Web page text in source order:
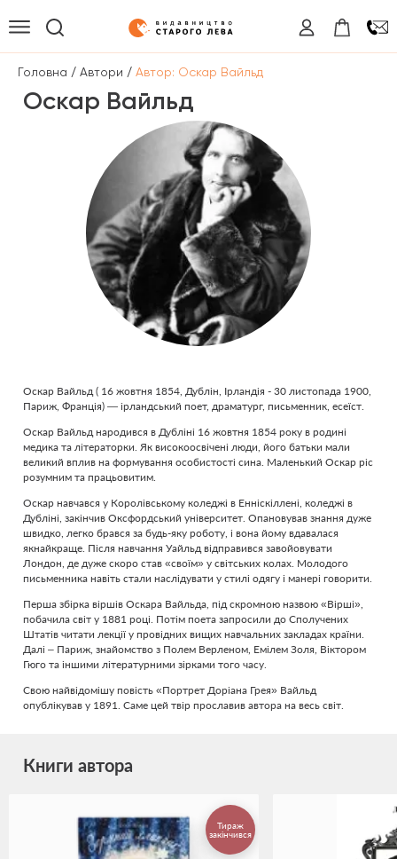
Головна / Автори / Автор: Оскар Вайльд
Оскар Вайльд
Оскар Вайльд ( 16 жовтня 1854, Дублін, Ірландія - 30 листопада 1900,
Париж, Франція) — ірландський поет, драматург, письменник, есеїст.
Оскар Вайльд народився в Дубліні 16 жовтня 1854 року в родині
медика та літераторки. Як високоосвічені люди, його батьки мали
великий вплив на формування особистості сина. Маленький Оскар ріс
розумним та працьовитим.
Оскар навчався у Королівському коледжі в Енніскіллені, коледжі в
Дубліні, закінчив Оксфордський університет. Опановував знання дуже
швидко, легко брався за будь-яку роботу, і вона йому вдавалася
якнайкраще. Після навчання Уайльд відправився завойовувати
Лондон, де дуже скоро став «своїм» у світських колах. Молодого
письменника навіть стали наслідувати у стилі одягу і манері говорити.
Перша збірка віршів Оскара Вайльда, під скромною назвою «Вірші»,
побачила світ у 1881 році. Потім поета запросили до Сполучених
Штатів читати лекції у провідних вищих навчальних закладах країни.
Далі – Париж, знайомство з Полем Верленом, Емілем Золя, Віктором
Гюго та іншими літературними зірками того часу.
Свою найвідомішу повість «Портрет Доріана Грея» Вайльд
опублікував у 1891. Саме цей твір прославив автора на весь світ.
Книги автора
Тираж
закінчився